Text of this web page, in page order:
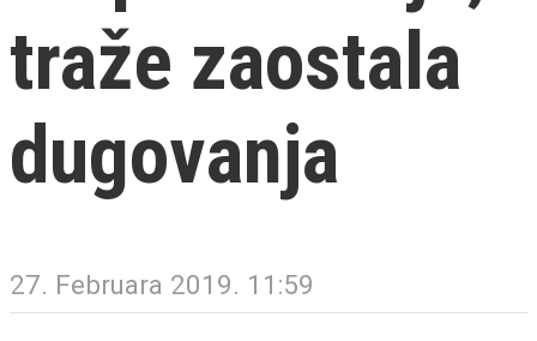
traže zaostala
dugovanja
27. Februara 2019. 11:59